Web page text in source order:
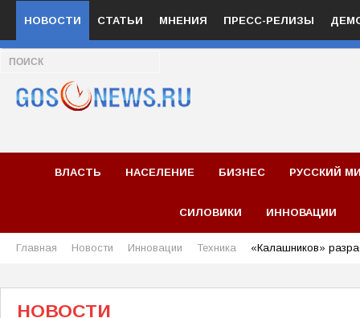
НОВОСТИ СТАТЬИ МНЕНИЯ ПРЕСС-РЕЛИЗЫ
ВЛАСТЬ НАСЕЛЕНИЕ БИЗНЕС РУССКИЙ
СИЛОВИКИ ИННОВАЦИИ
Главная Новости Инновации Техника «Калашников»
НОВОСТИ